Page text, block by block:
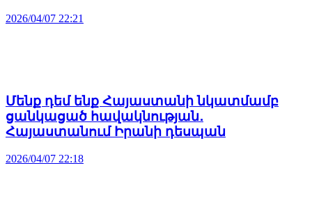
2026/04/07 22:21
Մենք դեմ ենք Հայաստանի նկատմամբ
ցանկացած հավակնության․
Հայաստանում Իրանի դեսպան
2026/04/07 22:18